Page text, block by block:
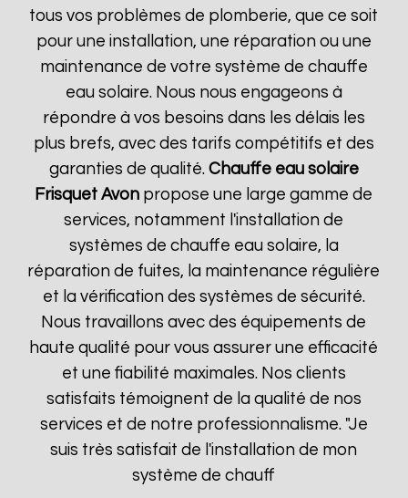
tous vos problèmes de plomberie, que ce soit
pour une installation, une réparation ou une
maintenance de votre système de chauffe
eau solaire. Nous nous engageons à
répondre à vos besoins dans les délais les
plus brefs, avec des tarifs compétitifs et des
garanties de qualité. Chauffe eau solaire
Frisquet Avon propose une large gamme de
services, notamment l'installation de
systèmes de chauffe eau solaire, la
réparation de fuites, la maintenance régulière
et la vérification des systèmes de sécurité.
Nous travaillons avec des équipements de
haute qualité pour vous assurer une efficacité
et une fiabilité maximales. Nos clients
satisfaits témoignent de la qualité de nos
services et de notre professionnalisme. "Je
suis très satisfait de l'installation de mon
système de chauff